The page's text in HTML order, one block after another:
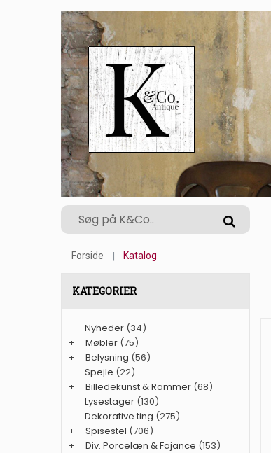
Forside Katalog
KATEGORIER
Nyheder (34)
+
Møbler (75)
+
Belysning (56)
Spejle (22)
+
Billedekunst & Rammer (68)
Lysestager (130)
Dekorative ting (275)
+
Spisestel (706)
+
Div. Porcelæn & Fajance (153)